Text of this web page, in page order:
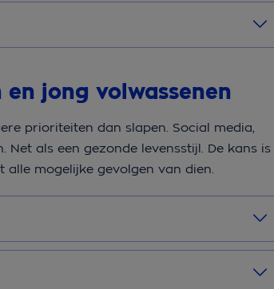
jong volwassenen
prioriteiten dan slapen. Social media,
Net als een gezonde levensstijl. De kans is
mogelijke gevolgen van dien.